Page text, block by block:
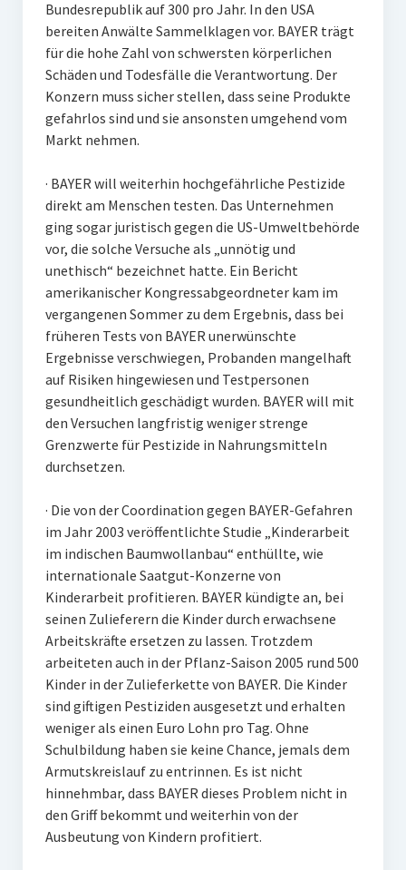
Bundesrepublik auf 300 pro Jahr. In den USA
bereiten Anwälte Sammelklagen vor. BAYER trägt
für die hohe Zahl von schwersten körperlichen
Schäden und Todesfälle die Verantwortung. Der
Konzern muss sicher stellen, dass seine Produkte
gefahrlos sind und sie ansonsten umgehend vom
Markt nehmen.
· BAYER will weiterhin hochgefährliche Pestizide
direkt am Menschen testen. Das Unternehmen
ging sogar juristisch gegen die US-Umweltbehörde
vor, die solche Versuche als „unnötig und
unethisch“ bezeichnet hatte. Ein Bericht
amerikanischer Kongressabgeordneter kam im
vergangenen Sommer zu dem Ergebnis, dass bei
früheren Tests von BAYER unerwünschte
Ergebnisse verschwiegen, Probanden mangelhaft
auf Risiken hingewiesen und Testpersonen
gesundheitlich geschädigt wurden. BAYER will mit
den Versuchen langfristig weniger strenge
Grenzwerte für Pestizide in Nahrungsmitteln
durchsetzen.
· Die von der Coordination gegen BAYER-Gefahren
im Jahr 2003 veröffentlichte Studie „Kinderarbeit
im indischen Baumwollanbau“ enthüllte, wie
internationale Saatgut-Konzerne von
Kinderarbeit profitieren. BAYER kündigte an, bei
seinen Zulieferern die Kinder durch erwachsene
Arbeitskräfte ersetzen zu lassen. Trotzdem
arbeiteten auch in der Pflanz-Saison 2005 rund 500
Kinder in der Zulieferkette von BAYER. Die Kinder
sind giftigen Pestiziden ausgesetzt und erhalten
weniger als einen Euro Lohn pro Tag. Ohne
Schulbildung haben sie keine Chance, jemals dem
Armutskreislauf zu entrinnen. Es ist nicht
hinnehmbar, dass BAYER dieses Problem nicht in
den Griff bekommt und weiterhin von der
Ausbeutung von Kindern profitiert.